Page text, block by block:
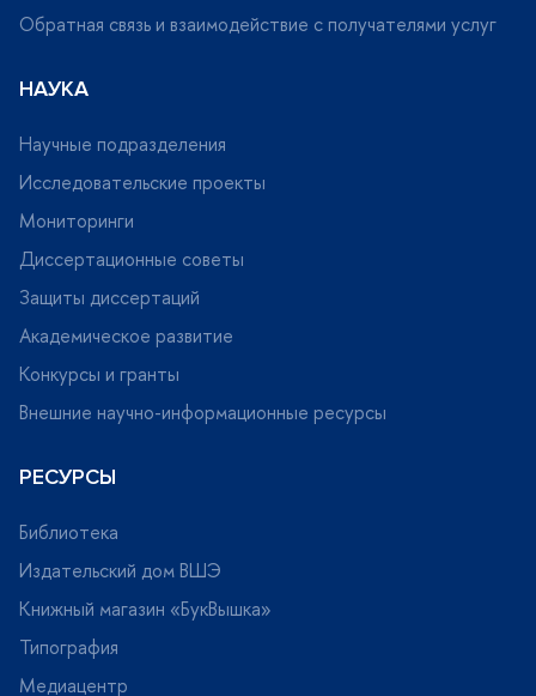
Обратная связь и взаимодействие с получателями услу
НАУКА
Научные подразделения
Исследовательские проекты
Мониторинги
Диссертационные советы
Защиты диссертаций
Академическое развитие
Конкурсы и гранты
нешние научно-информационные ресурсы
РЕСУРСЫ
Библиотека
Издательский дом ВШЭ
Книжный магазин «БукВышка»
Типография
Медиацентр